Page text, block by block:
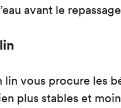
avant le
lin vous procure les
plus stables et